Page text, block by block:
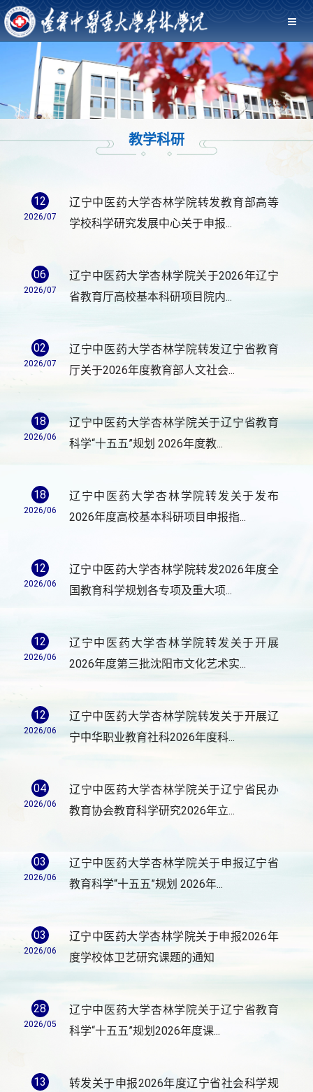
教学科研
12
2026/07
辽宁中医药大学杏林学院转发教育部高等
学校科学研究发展中心关于申报...
06
2026/07
辽宁中医药大学杏林学院关于2026年辽宁
省教育厅高校基本科研项目院内...
02
2026/07
辽宁中医药大学杏林学院转发辽宁省教育
厅关于2026年度教育部人文社会...
18
2026/06
辽宁中医药大学杏林学院关于辽宁省教育
科学“十五五”规划 2026年度教...
18
2026/06
辽宁中医药大学杏林学院转发关于发布
2026年度高校基本科研项目申报指...
12
2026/06
辽宁中医药大学杏林学院转发2026年度全
国教育科学规划各专项及重大项...
12
2026/06
辽宁中医药大学杏林学院转发关于开展
2026年度第三批沈阳市文化艺术实...
12
2026/06
辽宁中医药大学杏林学院转发关于开展辽
宁中华职业教育社科2026年度科...
04
2026/06
辽宁中医药大学杏林学院关于辽宁省民办
教育协会教育科学研究2026年立...
03
2026/06
辽宁中医药大学杏林学院关于申报辽宁省
教育科学“十五五”规划 2026年...
03
2026/06
辽宁中医药大学杏林学院关于申报2026年
度学校体卫艺研究课题的通知
28
2026/05
辽宁中医药大学杏林学院关于辽宁省教育
科学“十五五”规划2026年度课...
13
转发关于申报2026年度辽宁省社会科学规